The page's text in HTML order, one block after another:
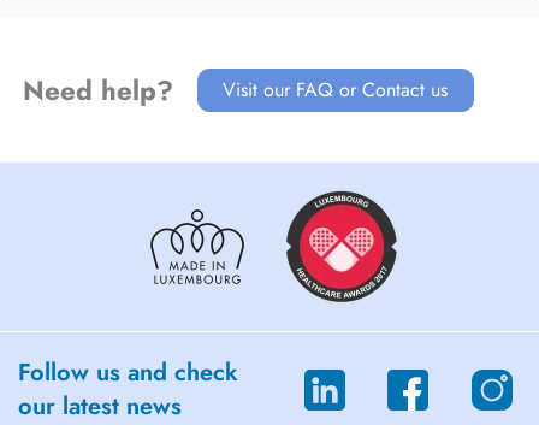
Need help? Visit our FAQ or Contact us
Follow us and check
our latest news